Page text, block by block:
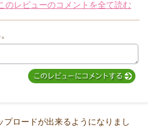
のレビューのコメントを全て読む
プロードが出来るようになりまし